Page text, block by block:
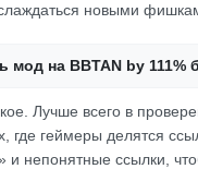
новыми
мод на BBTAN by 111%
Лучше всего в
где геймеры делятся
и непонятные ссылки,